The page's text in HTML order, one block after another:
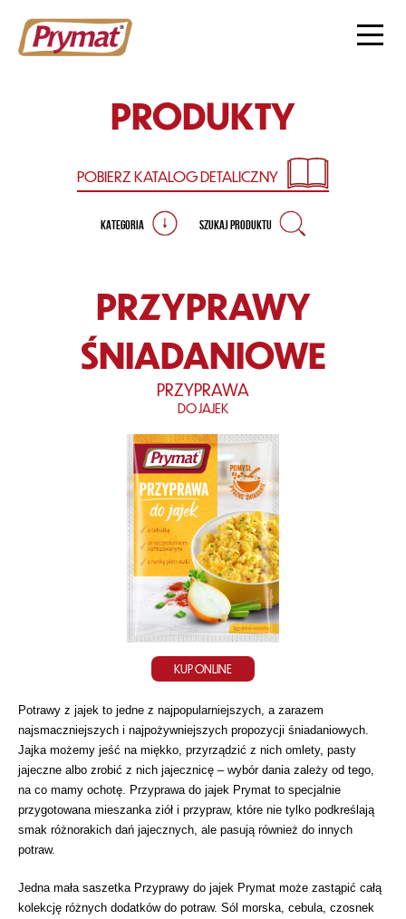
PRODUKTY
POBIERZ KATALOGDETALICZNY
KATEGORIA SZUKAJ PRODUKTU
PRZYPRAWY
ŚNIADANIOWE
PRZYPRAWA
DO JAJEK
KUP ONLINE
Potrawy z jajek to jedne z najpopularniejszych, a zarazem
najsmaczniejszych i najpożywniejszych propozycji śniadaniowych.
Jajka możemy jeść na miękko, przyrządzić z nich omlety, pasty
jajeczne albo zrobić z nich jajecznicę – wybór dania zależy od tego,
na co mamy ochotę. Przyprawa do jajek Prymat to specjalnie
przygotowana mieszanka ziół i przypraw, które nie tylko podkreślają
smak różnorakich dań jajecznych, ale pasują również do innych
potraw.
Jedna mała saszetka Przyprawy do jajek Prymat może zastąpić całą
kolekcję różnych dodatków do potraw. Sól morska, cebula, czosnek